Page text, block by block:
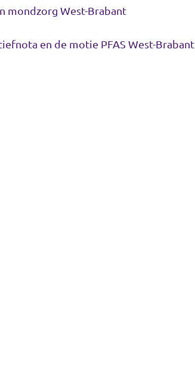
mondzorg West-Brabant
en de motie PFAS West-Brabant